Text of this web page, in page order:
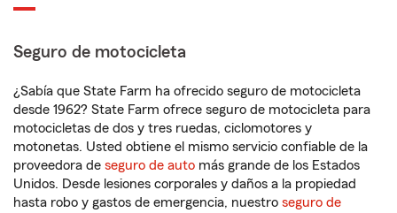
Seguro de motocicleta
¿Sabía que State Farm ha ofrecido seguro de motocicleta
desde 1962? State Farm ofrece seguro de motocicleta para
motocicletas de dos y tres ruedas, ciclomotores y
motonetas. Usted obtiene el mismo servicio confiable de la
proveedora de seguro de auto más grande de los Estados
Unidos. Desde lesiones corporales y daños a la propiedad
hasta robo y gastos de emergencia, nuestro seguro de